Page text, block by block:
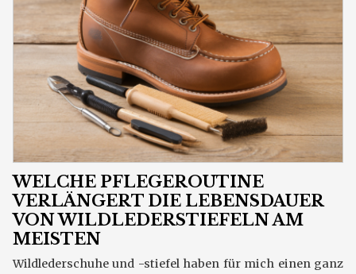
WELCHE PFLEGEROUTINE
VERLÄNGERT DIE LEBENSDAUER
VON WILDLEDERSTIEFELN AM
MEISTEN
Wildlederschuhe und -stiefel haben für mich einen ganz